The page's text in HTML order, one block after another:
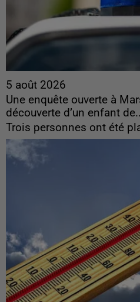
5 août 2026
Une enquête ouverte à
découverte d’un enfant
Trois personnes ont été